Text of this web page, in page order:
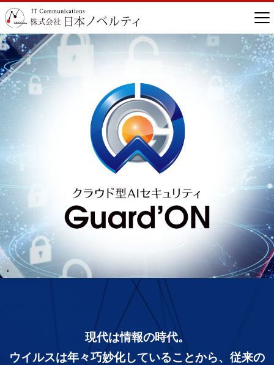
現代は情報の時代。
ウイルスは年々巧妙化していることから、従来の